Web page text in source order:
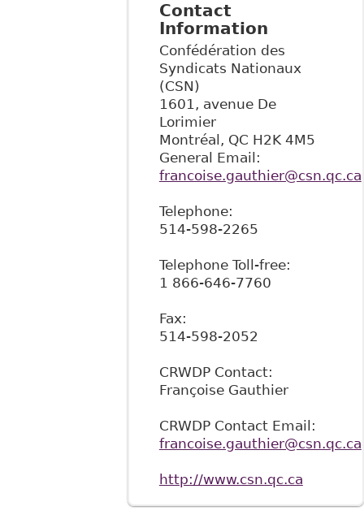
Contact
Information
Confédération des
Syndicats Nationaux
(CSN)
1601, avenue De
Lorimier
Montréal , QC H2K 4M5
General Email:
francoise.gauthier@csn.qc.ca
Telephone:
514-598-2265
Telephone Toll-free:
1 866-646-7760
Fax:
514-598-2052
CRWDP Contact:
Françoise Gauthier
CRWDP Contact Email:
francoise.gauthier@csn.qc.ca
http://www.csn.qc.ca